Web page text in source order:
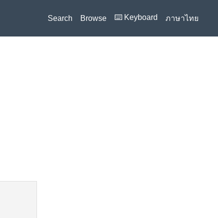
Search Browse ⌨️ Keyboard ภาษาไทย